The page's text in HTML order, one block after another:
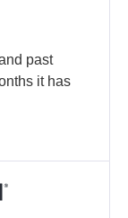
past
it has